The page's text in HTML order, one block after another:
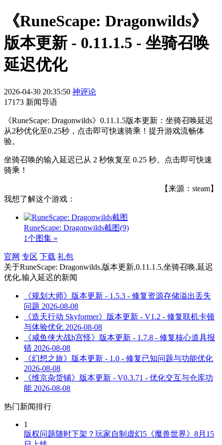
《RuneScape: Dragonwilds》
版本更新 - 0.11.1.5 - 坐骑召唤
延迟优化
2026-04-30 20:35:50 神评论
17173 新闻导语
《RuneScape: Dragonwilds》0.11.1.5版本更新：坐骑召唤延迟
从2秒优化至0.25秒，点击即可快速骑乘！提升游戏流畅体
验。
坐骑召唤的输入延迟已从 2 秒恢复至 0.25 秒。点击即可快速
骑乘！
【来源：steam】
我想了解这个游戏：
RuneScape: Dragonwilds截图(9)
1个图集 »
官网 专区 下载 礼包
关于RuneScape: Dragonwilds,版本更新,0.11.1.5,坐骑召唤,延迟
优化,输入延迟的新闻
《规划大师》版本更新 - 1.5.3 - 修复资源存储溢出丢失
问题 2026-08-08
《造天行动 Skyformer》版本更新 - V1.2 - 修复联机卡顿
与体验优化 2026-08-08
《咸鱼侠大战b宫怪》版本更新 - 1.7.8 - 修复核心道具报
错 2026-08-08
《幻想之旅》版本更新 - 1.0 - 修复已知问题与功能优化
2026-08-08
《维京杂货铺》版本更新 - V0.3.71 - 优化交互与仓库功
能 2026-08-08
热门新闻排行
1
版权问题随时下架？玩家自制虚幻5《魔兽世界》8月15